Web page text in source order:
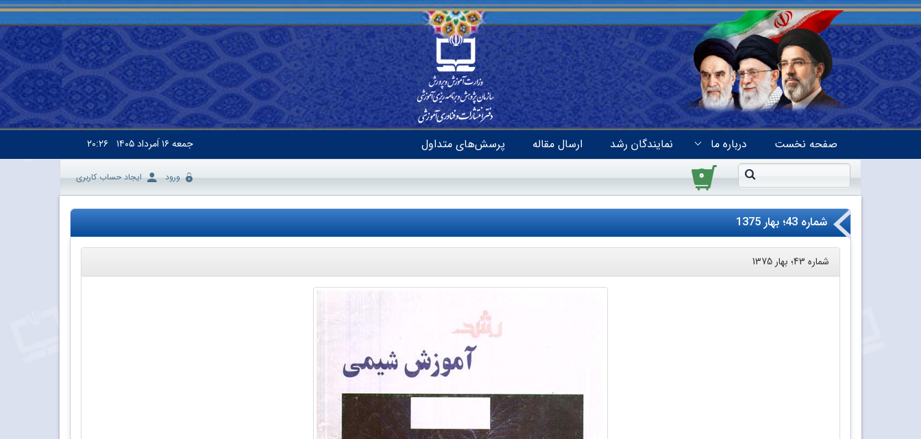
صفحه نخست درباره ما نمایندگان رشد ارسال مقاله پرسش‌های متداول جمعه۱۶ اَمرداد ۱۴۰۵ ۲۰:۲۶
۰ ورود ایجاد حساب کاربری
شماره 43؛ بهار 1375
شماره 43؛ بهار 1375